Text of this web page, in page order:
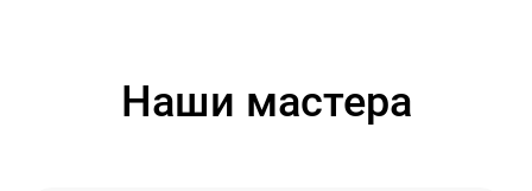
Наши мастера